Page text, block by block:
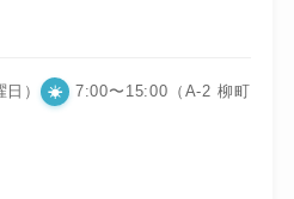
）
7:00〜15:00（A-2 柳町